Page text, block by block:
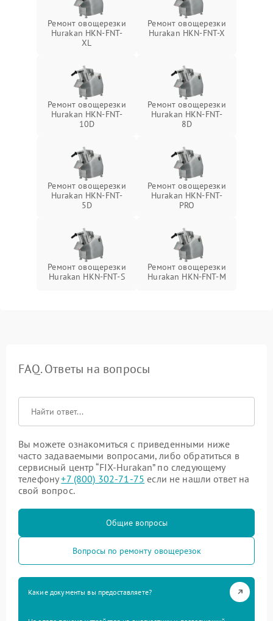
Ремонт овощерезки
Hurakan HKN-FNT-
XL
Ремонт овощерезки
Hurakan HKN-FNT-X
Ремонт овощерезки
Hurakan HKN-FNT-
10D
Ремонт овощерезки
Hurakan HKN-FNT-
8D
Ремонт овощерезки
Hurakan HKN-FNT-
5D
Ремонт овощерезки
Hurakan HKN-FNT-
PRO
Ремонт овощерезки
Hurakan HKN-FNT-S
Ремонт овощерезки
Hurakan HKN-FNT-M
FAQ. Ответы на вопросы
Вы можете ознакомиться с приведенными ниже
часто задаваемыми вопросами, либо обратиться в
сервисный центр “FIX-Hurakan” по следующему
телефону+7 (800) 302-71-75 если не нашли ответ на
свой вопрос.
Общие вопросы
Вопросы по ремонту овощерезок
Какие документы вы предоставляете?